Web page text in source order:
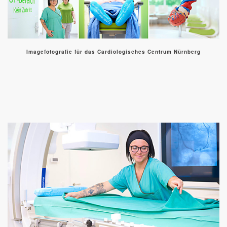
Imagefotografie für das Cardiologisches Centrum Nürnberg